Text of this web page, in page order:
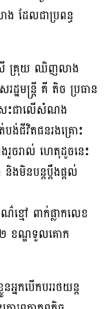
ដែលជាប្រពន្ធ
រី គ្រុយ ឈិញលាង
ឋមន្រ្តី គី តិច ប្រធាន
ពសះជាលើសំណង
បង់ជីវិតជនរងគ្រោះ
ចរាល់ ហេតុដូចនេះ
មិនបន្តប្តឹងផ្តល់
ខ្មៅ ពាក់ផ្លាកលេខ
២ ខណ្ឌទួលគោក
នកបើកបររថយន្ដ